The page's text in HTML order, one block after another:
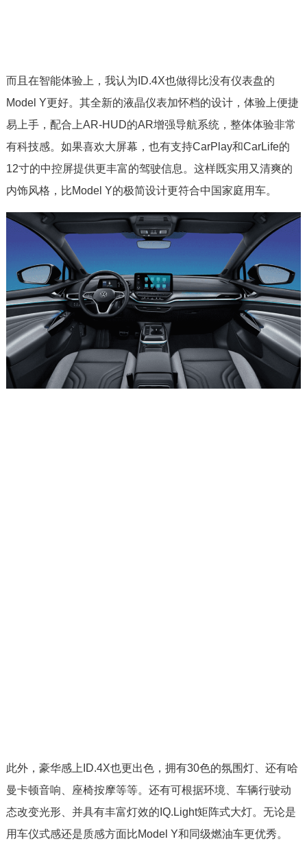
而且在智能体验上，我认为ID.4X也做得比没有仪表盘的
Model Y更好。其全新的液晶仪表加怀档的设计，体验上便捷
易上手，配合上AR-HUD的AR增强导航系统，整体体验非常
有科技感。如果喜欢大屏幕，也有支持CarPlay和CarLife的
12寸的中控屏提供更丰富的驾驶信息。这样既实用又清爽的
内饰风格，比Model Y的极简设计更符合中国家庭用车。
此外，豪华感上ID.4X也更出色，拥有30色的氛围灯、还有哈
曼卡顿音响、座椅按摩等等。还有可根据环境、车辆行驶动
态改变光形、并具有丰富灯效的IQ.Light矩阵式大灯。无论是
用车仪式感还是质感方面比Model Y和同级燃油车更优秀。